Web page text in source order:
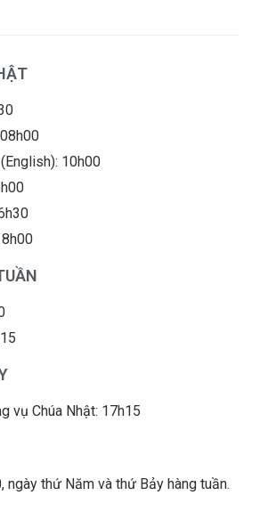
10h00
vụ Chúa Nhật: 17h15
ngày thứ Năm và thứ Bảy hàng tuần.